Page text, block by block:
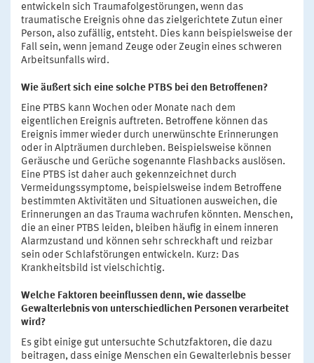
entwickeln sich Traumafolgestörungen, wenn das
traumatische Ereignis ohne das zielgerichtete Zutun einer
Person, also zufällig, entsteht. Dies kann beispielsweise der
Fall sein, wenn jemand Zeuge oder Zeugin eines schweren
Arbeitsunfalls wird.
Wie äußert sich eine solche PTBS bei den Betroffenen?
Eine PTBS kann Wochen oder Monate nach dem
eigentlichen Ereignis auftreten. Betroffene können das
Ereignis immer wieder durch unerwünschte Erinnerungen
oder in Alpträumen durchleben. Beispielsweise können
Geräusche und Gerüche sogenannte Flashbacks auslösen.
Eine PTBS ist daher auch gekennzeichnet durch
Vermeidungssymptome, beispielsweise indem Betroffene
bestimmten Aktivitäten und Situationen ausweichen, die
Erinnerungen an das Trauma wachrufen könnten. Menschen,
die an einer PTBS leiden, bleiben häufig in einem inneren
Alarmzustand und können sehr schreckhaft und reizbar
sein oder Schlafstörungen entwickeln. Kurz: Das
Krankheitsbild ist vielschichtig.
Welche Faktoren beeinflussen denn, wie dasselbe
Gewalterlebnis von unterschiedlichen Personen verarbeitet
wird?
Es gibt einige gut untersuchte Schutzfaktoren, die dazu
beitragen, dass einige Menschen ein Gewalterlebnis besser